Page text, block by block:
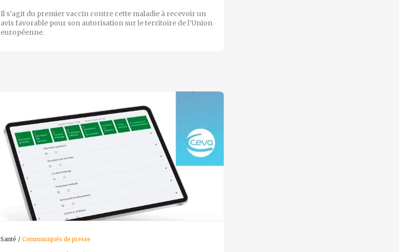
Il s’agit du premier vaccin contre cette maladie à recevoir un
avis favorable pour son autorisation sur le territoire de l’Union
européenne.
Santé Communiqués de presse